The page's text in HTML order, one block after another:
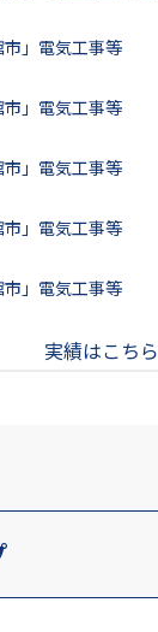
市」電気工事等
市」電気工事等
市」電気工事等
市」電気工事等
市」電気工事等
実績はこちら